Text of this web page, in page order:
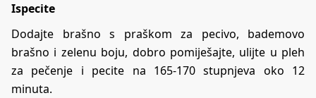
Ispecite
Dodajte brašno s praškom za pecivo, bademovo
brašno i zelenu boju, dobro pomiješajte, ulijte u pleh
za pečenje i pecite na 165-170 stupnjeva oko 12
minuta.